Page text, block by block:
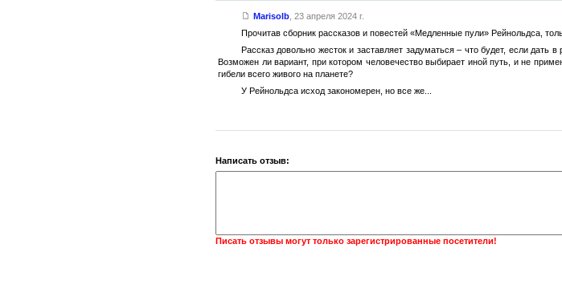
Marisolb, 23 апреля 2024 г.
Прочитав сборник рассказов и повестей «Медленные пули» Рейнольдса,
Рассказ довольно жесток и заставляет задуматься – что будет, если
Возможен ли вариант, при котором человечество выбирает иной путь, и не
гибели всего живого на планете?
У Рейнольдса исход закономерен, но все же...
Написать отзыв:
Писать отзывы могут только зарегистрированные посетители!